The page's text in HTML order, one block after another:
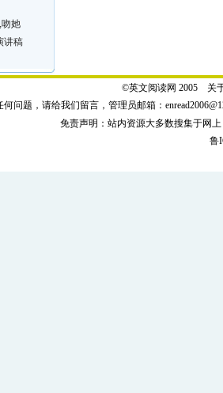
她
讲稿